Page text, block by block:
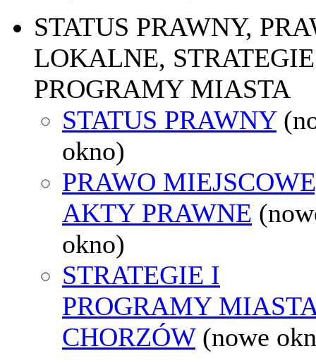
STATUS PRAWNY,
LOKALNE,
PROGRAMY MIASTA
STATUS PRAWNY
okno)
PRAWO
AKTY PRAWNE
okno)
STRATEGIE I
PROGRAMY
CHORZÓW (nowe